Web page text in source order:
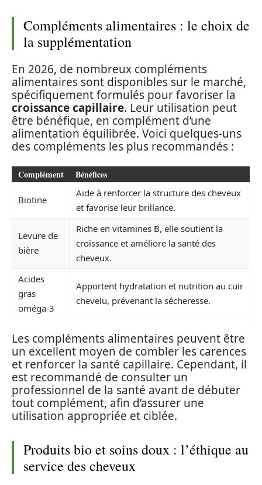
Compléments alimentaires : le choix de
la supplémentation
En 2026, de nombreux compléments
alimentaires sont disponibles sur le marché,
spécifiquement formulés pour favoriser la
croissance capillaire. Leur utilisation peut
être bénéfique, en complément d’une
alimentation équilibrée. Voici quelques-uns
des compléments les plus recommandés :
Complément Bénéfices
Biotine
Aide à renforcer la structure des cheveux
et favorise leur brillance.
Levure de
bière
Riche en vitamines B, elle soutient la
croissance et améliore la santé des
cheveux.
Acides
gras
oméga-3
Apportent hydratation et nutrition au cuir
chevelu, prévenant la sécheresse.
Les compléments alimentaires peuvent être
un excellent moyen de combler les carences
et renforcer la santé capillaire. Cependant, il
est recommandé de consulter un
professionnel de la santé avant de débuter
tout complément, afin d’assurer une
utilisation appropriée et ciblée.
Produits bio et soins doux : l’éthique au
service des cheveux